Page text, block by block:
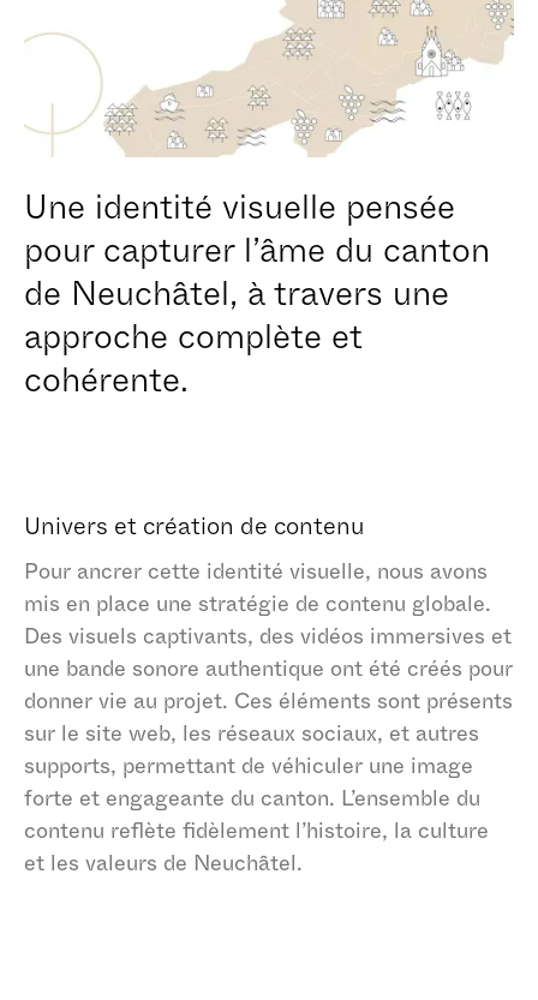
Une identité visuelle pensée
pour capturer l’âme du canton
de Neuchâtel, à travers une
approche complète et
cohérente.
Univers et création de contenu
Pour ancrer cette identité visuelle, nous avons
mis en place une stratégie de contenu globale.
Des visuels captivants, des vidéos immersives et
une bande sonore authentique ont été créés pour
donner vie au projet. Ces éléments sont présents
sur le site web, les réseaux sociaux, et autres
supports, permettant de véhiculer une image
forte et engageante du canton. L’ensemble du
contenu reflète fidèlement l’histoire, la culture
et les valeurs de Neuchâtel.
Cookies essentiels
Refuser
Autoriser
Stockage publicitaire
Refuser
Autoriser